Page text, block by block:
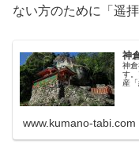
ない方のために「遥
神
神
す
産
www.kumano-tabi.com